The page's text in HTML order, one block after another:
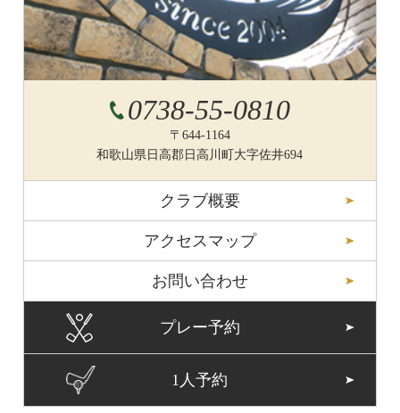
0738-55-0810
〒644-1164
和歌山県日高郡日高川町大字佐井694
クラブ概要
アクセスマップ
お問い合わせ
プレー予約
1人予約